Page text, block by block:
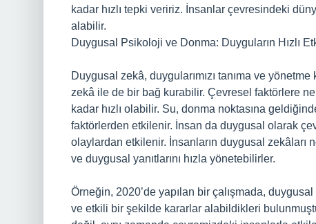
kadar hızlı tepki veririz. İnsanlar çevresindeki
alabilir.
Duygusal Psikoloji ve Donma: Duyguların Hızlı
Duygusal zekâ, duygularımızı tanıma ve
zekâ ile de bir bağ kurabilir. Çevresel faktörlere
kadar hızlı olabilir. Su, donma noktasına
faktörlerden etkilenir. İnsan da duygusal olarak
olaylardan etkilenir. İnsanların duygusal zekâları
ve duygusal yanıtlarını hızla yönetebilirler.
Örneğin, 2020’de yapılan bir çalışmada,
ve etkili bir şekilde kararlar alabildikleri